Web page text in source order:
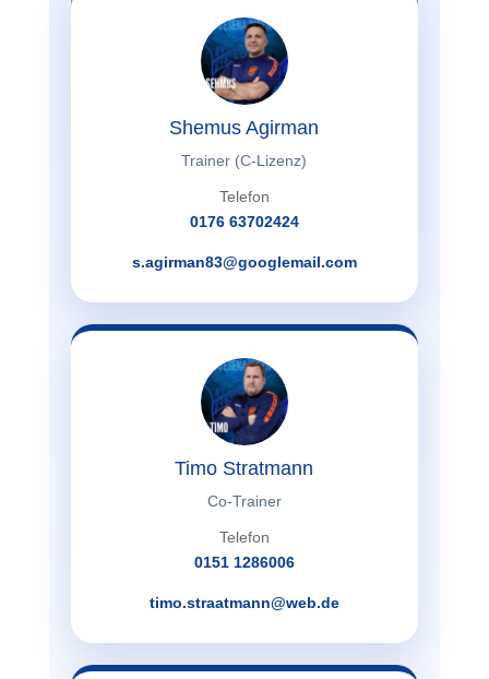
Shemus Agirman
Trainer (C-Lizenz)
Telefon
0176 63702424
s.agirman83@googlemail.com
Timo Stratmann
Co-Trainer
Telefon
0151 1286006
timo.straatmann@web.de